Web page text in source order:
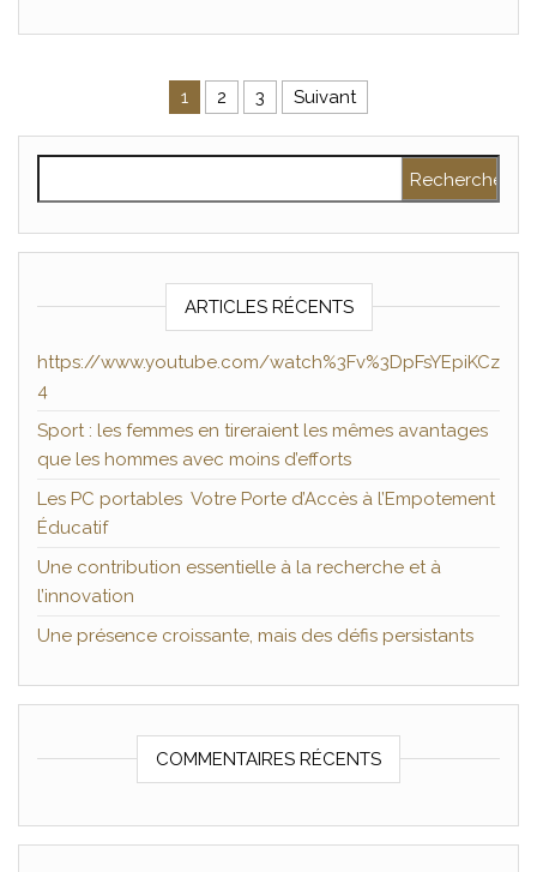
Pagination des publications
1 2 3 Suivant
ARTICLES RÉCENTS
https://www.youtube.com/watch%3Fv%3DpFsYEpiKCz
4
Sport : les femmes en tireraient les mêmes avantages
que les hommes avec moins d’efforts
Les PC portables Votre Porte d’Accès à l’Empotement
Éducatif
Une contribution essentielle à la recherche et à
l’innovation
Une présence croissante, mais des défis persistants
COMMENTAIRES RÉCENTS